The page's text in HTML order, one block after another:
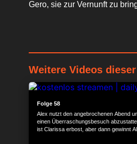
Gero, sie zur Vernunft zu
Weitere Videos
Folge 58
Alex nutzt den angebrochenen Abend
einen Überraschungsbesuch
ist Clarissa erbost, aber dann gewinnt